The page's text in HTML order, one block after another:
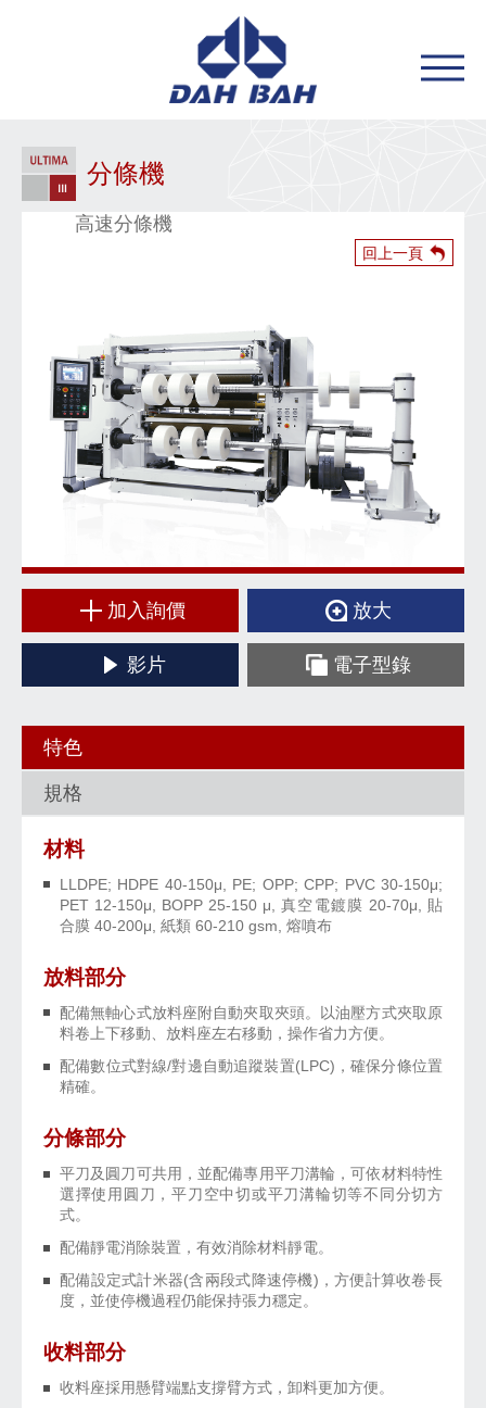
回上一頁
分條機
高速分條機
加入詢價 放大
影片 電子型錄
特色
規格
材料
LLDPE; HDPE 40-150μ, PE; OPP; CPP; PVC 30-150μ;
PET 12-150μ, BOPP 25-150 μ, 真空電鍍膜 20-70μ, 貼
合膜 40-200μ, 紙類 60-210 gsm, 熔噴布
放料部分
配備無軸心式放料座附自動夾取夾頭。以油壓方式夾取原
料卷上下移動、放料座左右移動，操作省力方便。
配備數位式對線/對邊自動追蹤裝置(LPC)，確保分條位置
精確。
分條部分
平刀及圓刀可共用，並配備專用平刀溝輪，可依材料特性
選擇使用圓刀，平刀空中切或平刀溝輪切等不同分切方
式。
配備靜電消除裝置，有效消除材料靜電。
配備設定式計米器(含兩段式降速停機)，方便計算收卷長
度，並使停機過程仍能保持張力穩定。
收料部分
收料座採用懸臂端點支撐臂方式，卸料更加方便。